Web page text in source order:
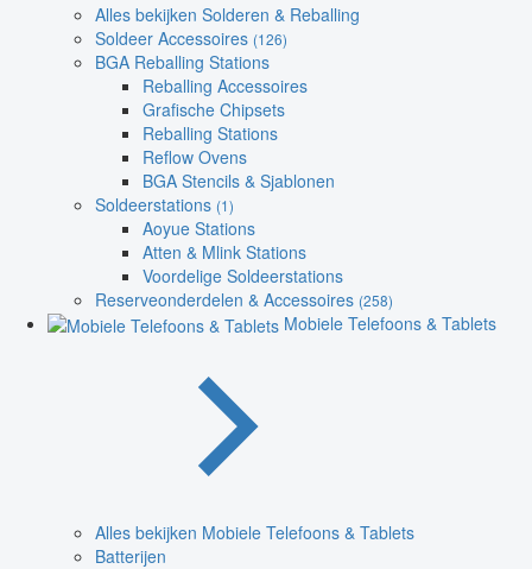
Alles bekijken Solderen & Reballing
Soldeer Accessoires (126)
BGA Reballing Stations
Reballing Accessoires
Grafische Chipsets
Reballing Stations
Reflow Ovens
BGA Stencils & Sjablonen
Soldeerstations (1)
Aoyue Stations
Atten & Mlink Stations
Voordelige Soldeerstations
Reserveonderdelen & Accessoires (258)
Mobiele Telefoons & Tablets
Alles bekijken Mobiele Telefoons & Tablets
Batterijen